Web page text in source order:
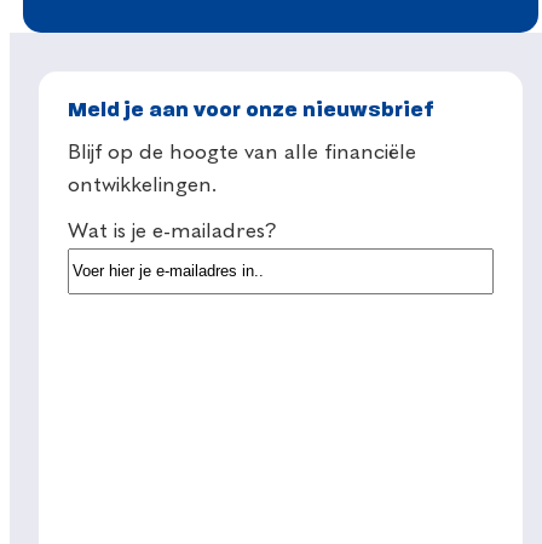
Meld je aan voor onze nieuwsbrief
Blijf op de hoogte van alle financiële
ontwikkelingen.
Wat is je e-mailadres?